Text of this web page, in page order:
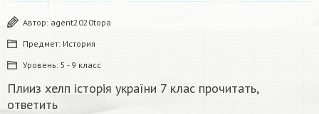
Автор: agent2020topa
Предмет: История
Уровень: 5 - 9 класс
Плииз хелп історія україни 7 клас прочитать,
ответить